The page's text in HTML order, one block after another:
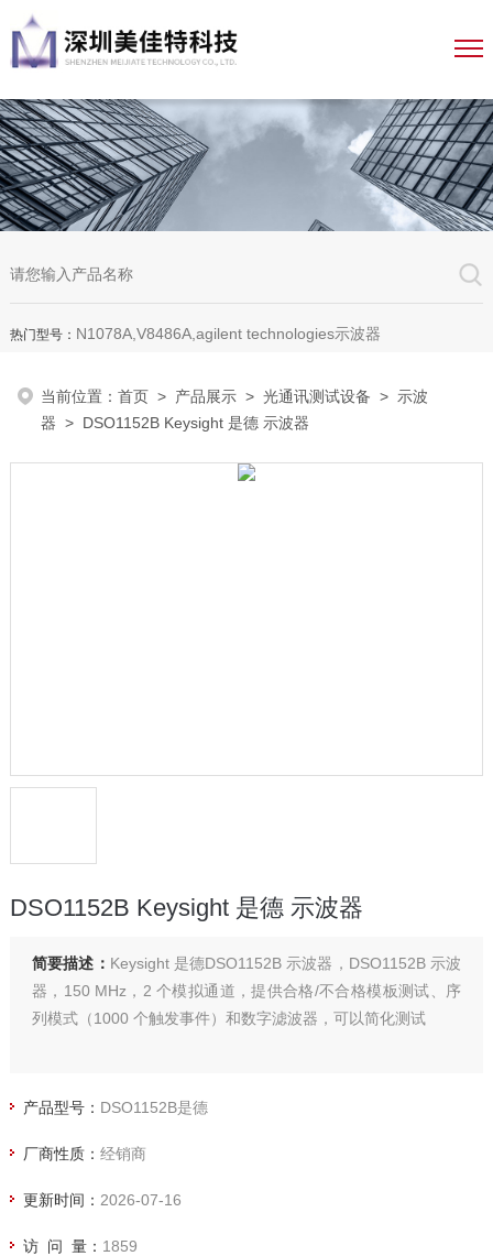
热门型号： N1078A,V8486A,agilent technologies示波器
当前位置：首页 > 产品展示 >光通讯测试设备 > 示波
器 > DSO1152B Keysight 是德 示波器
DSO1152B Keysight 是德 示波器
简要描述： Keysight 是德DSO1152B 示波器，DSO1152B 示波
器，150 MHz，2 个模拟通道，提供合格/不合格模板测试、序
列模式（1000 个触发事件）和数字滤波器，可以简化测试
产品型号： DSO1152B是德
厂商性质： 经销商
更新时间： 2026-07-16
访 问 量： 1859